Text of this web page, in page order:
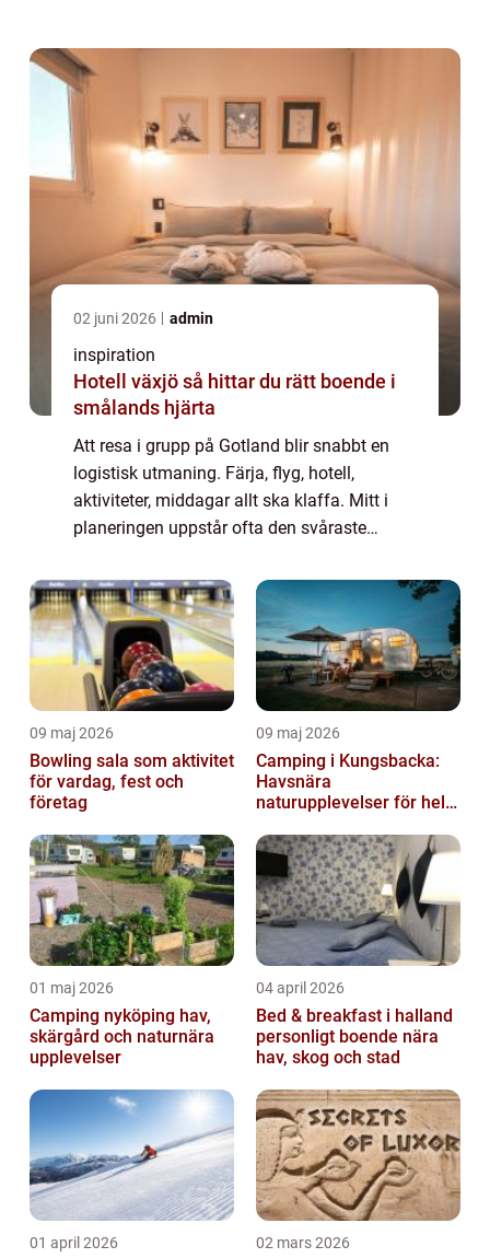
02 juni 2026 admin
inspiration
Hotell växjö så hittar du rätt boende i
smålands hjärta
Att resa i grupp på Gotland blir snabbt en
logistisk utmaning. Färja, flyg, hotell,
aktiviteter, middagar allt ska klaffa. Mitt i
planeringen uppstår ofta den svåraste
Visby, boendet och öns sevärdhete...
09 maj 2026
Bowling sala som aktivitet
för vardag, fest och
företag
09 maj 2026
Camping i Kungsbacka:
Havsnära
naturupplevelser för hela
01 maj 2026
Camping nyköping hav,
skärgård och naturnära
upplevelser
04 april 2026
Bed & breakfast i halland
personligt boende nära
hav, skog och stad
01 april 2026 02 mars 2026